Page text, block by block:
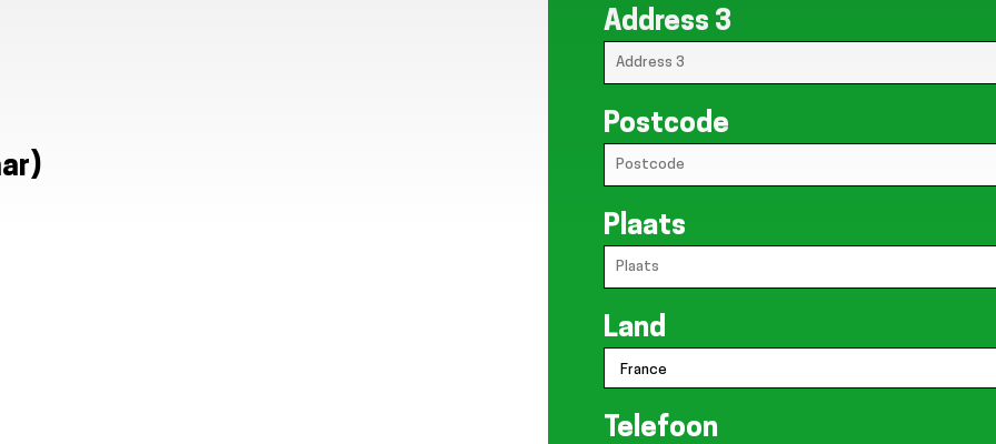
Address 3
Postcode
Plaats
Land
Telefoon